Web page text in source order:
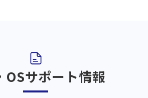
OSサポート情報